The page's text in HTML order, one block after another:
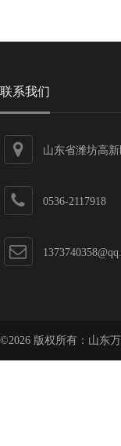
联系我们
山东省潍坊高
0536-2117918
©2026 版权所有：山东